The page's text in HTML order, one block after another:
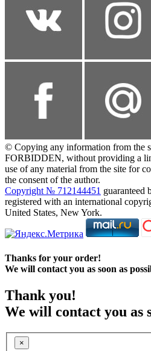
© Copying any information from the
FORBIDDEN, without providing a
use of any material from the site for
the consent of the author.
Copyright № 712144451 guaranteed
registered with an international
United States, New York.
Thanks for your order!
We will contact you as soon as
Thank you!
We will contact you as
×